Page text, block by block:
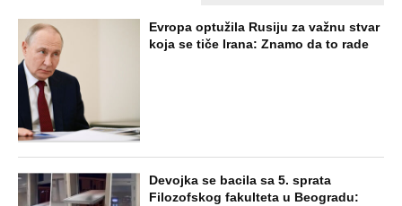
Evropa optužila Rusiju za važnu stvar
koja se tiče Irana: Znamo da to rade
Devojka se bacila sa 5. sprata
Filozofskog fakulteta u Beogradu: